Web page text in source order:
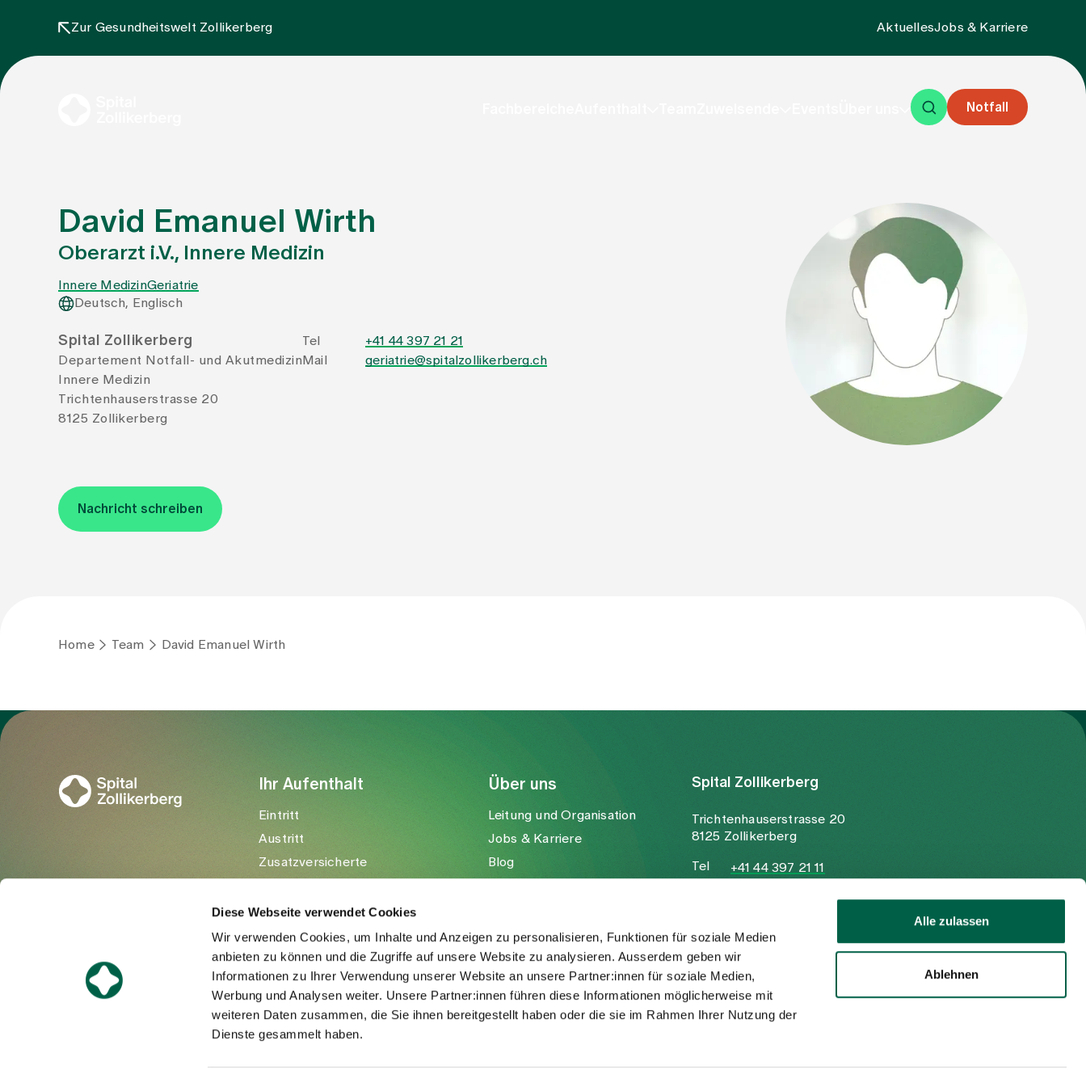
Diese Webseite verwendet Cookies
Wir verwenden Cookies, um Inhalte und Anzeigen zu personalisieren, Funktionen für soziale Medien
anbieten zu können und die Zugriffe auf unsere Website zu analysieren. Ausserdem geben wir
Informationen zu Ihrer Verwendung unserer Website an unsere Partner:innen für soziale Medien,
Werbung und Analysen weiter. Unsere Partner:innen führen diese Informationen möglicherweise mit
weiteren Daten zusammen, die Sie ihnen bereitgestellt haben oder die sie im Rahmen Ihrer Nutzung der
Dienste gesammelt haben.
Alle zulassen
Ablehnen
Zur Gesundheitswelt Zollikerberg AktuellesJobs & Karriere
Notfall
David Emanuel Wirth
Oberarzt i.V., Innere Medizin
Innere MedizinGeriatrie
Deutsch, Englisch
Spital Zollikerberg
Departement Notfall- und Akutmedizin
Innere Medizin
Trichtenhauserstrasse 20
8125 Zollikerberg
Tel
+41 44 397 21 21
Mail
geriatrie@spitalzollikerberg.ch
Nachricht schreiben
Home Team David Emanuel Wirth
Ihr Aufenthalt
Eintritt
Austritt
Zusatzversicherte
Über uns
Leitung und Organisation
Jobs & Karriere
Blog
Spital Zollikerberg
Trichtenhauserstrasse 20
8125 Zollikerberg
Tel
+41 44 397 21 11
DE